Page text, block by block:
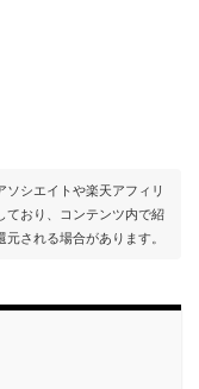
シエイトや楽天アフィリ
ており、コンテンツ内で紹
される場合があります。